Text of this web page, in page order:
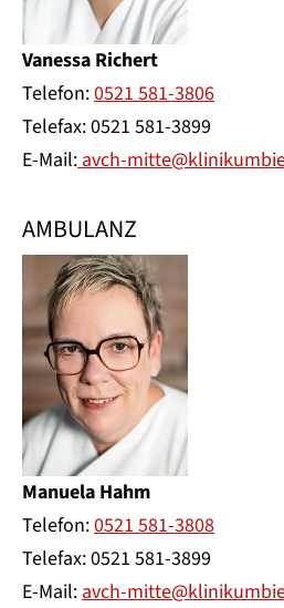
Vanessa Richert
Telefon:0521 581-3806
Telefax: 0521 581-3899
E-Mail:avch-
AMBULANZ
Manuela Hahm
Telefon:0521 581-3808
Telefax: 0521 581-3899
E-Mail:avch-